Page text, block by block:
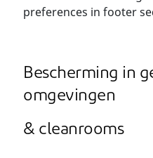
preferences in footer
Bescherming in
omgevingen
& cleanrooms